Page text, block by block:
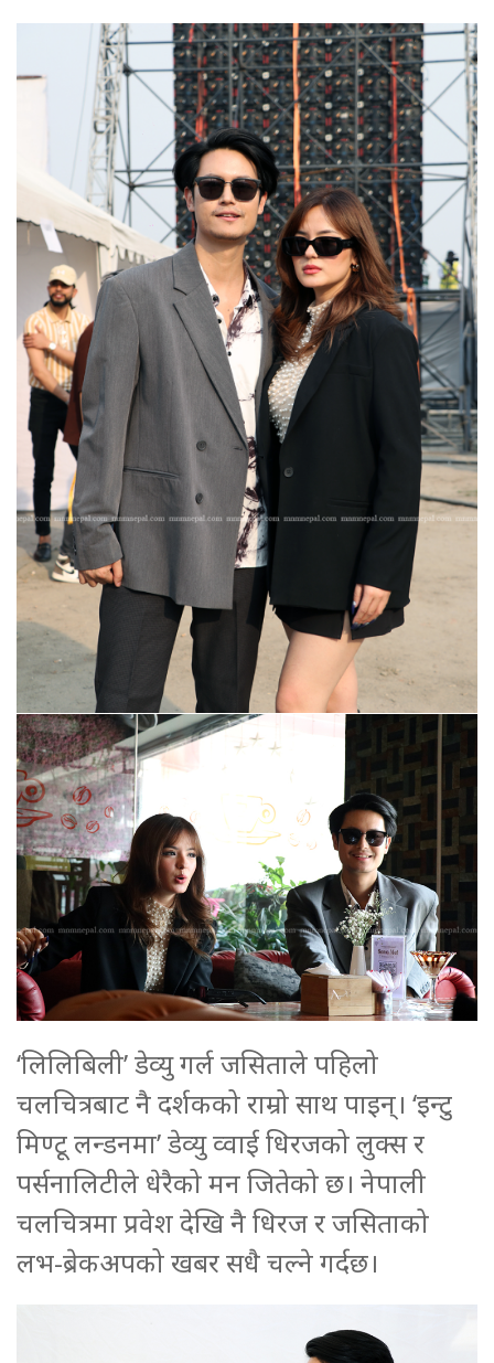
‘लिलिबिली’ डेव्यु गर्ल जसिताले पहिलो
चलचित्रबाट नै दर्शकको राम्रो साथ पाइन्। ‘इन्टु
मिण्टू लन्डनमा’ डेव्यु व्वाई धिरजको लुक्स र
पर्सनालिटीले धेरैको मन जितेको छ। नेपाली
चलचित्रमा प्रवेश देखि नै धिरज र जसिताको
लभ-ब्रेकअपको खबर सधै चल्ने गर्दछ।